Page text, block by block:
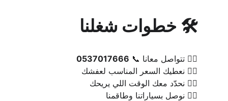
🛠️ خطوات شغلنا
١️⃣ تتواصل معانا 📞
0537017666
٢️⃣ نعطيك السعر المناسب لعفشك
٣️⃣ نحدّد معك الوقت اللي يريحك
٤️⃣ نوصل بسياراتنا وطاقمنا